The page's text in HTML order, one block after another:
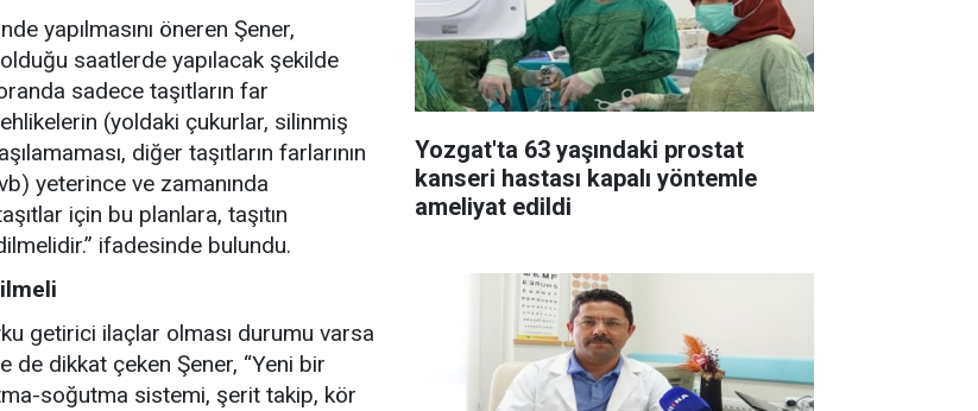
yapılmasını öneren Şener,
saatlerde yapılacak şekilde
sadece taşıtların far
(yoldaki çukurlar, silinmiş
diğer taşıtların farlarının
yeterince ve zamanında
için bu planlara, taşıtın
ifadesinde bulundu.
getirici ilaçlar olması durumu varsa
de dikkat çeken Şener, “Yeni bir
soğutma sistemi, şerit takip, kör
Yozgat'ta 63 yaşındaki prostat
kanseri hastası kapalı yöntemle
ameliyat edildi